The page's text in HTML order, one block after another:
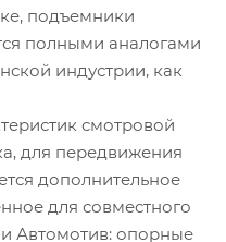
подъемники
полными аналогами
индустрии, как
смотровой
для передвижения
дополнительное
для совместного
Автомотив: опорные